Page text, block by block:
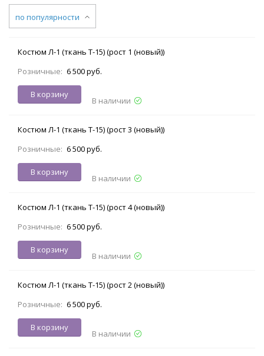
по популярности
Костюм Л-1 (ткань Т-15) (рост 1 (новый))
Розничные: 6 500 руб.
В корзину
В наличии
Костюм Л-1 (ткань Т-15) (рост 3 (новый))
Розничные: 6 500 руб.
В корзину
В наличии
Костюм Л-1 (ткань Т-15) (рост 4 (новый))
Розничные: 6 500 руб.
В корзину
В наличии
Костюм Л-1 (ткань Т-15) (рост 2 (новый))
Розничные: 6 500 руб.
В корзину
В наличии